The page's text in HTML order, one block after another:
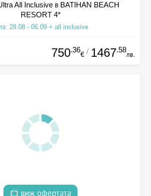
All Inclusive в BATIHAN BEACH
RESORT 4*
28.08 - 06.09 + all inclusive
750.36
€ / 1467.58
лв.
виж офертата